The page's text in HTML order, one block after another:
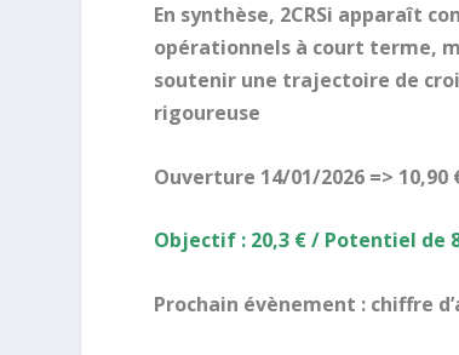
En synthèse, 2CRSi apparaît
opérationnels à court terme,
soutenir une trajectoire de
rigoureuse
Ouverture 14/01/2026 => 10,90
Objectif : 20,3 € / Potentiel de
Prochain évènement : chiffre